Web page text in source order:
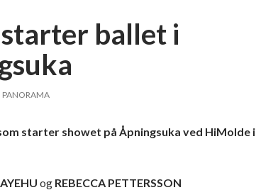
ballet i
PANORAMA
starter showet på Åpningsuka ved HiMolde i
og REBECCA PETTERSSON